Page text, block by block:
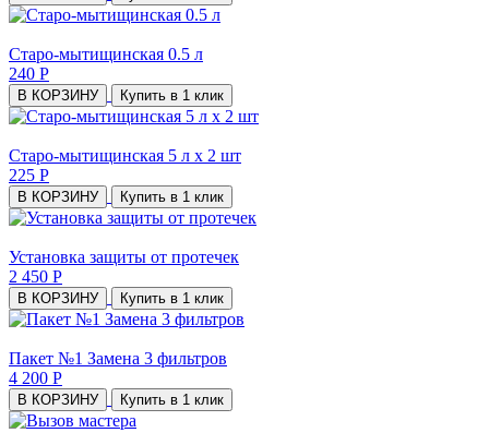
Старо-мытищинская 0.5 л
240 Р
В КОРЗИНУ Купить в 1 клик
Старо-мытищинская 5 л х 2 шт
225 Р
В КОРЗИНУ Купить в 1 клик
Установка защиты от протечек
2 450 Р
В КОРЗИНУ Купить в 1 клик
Пакет №1 Замена 3 фильтров
4 200 Р
В КОРЗИНУ Купить в 1 клик